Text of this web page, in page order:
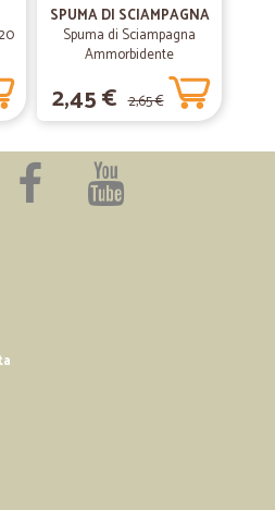
qualità, prezzi buoni.
SPUMA DI SCIAMPAGNA
Spuma di Sciampagna
Ammorbidente
Concentrato Carezza
d'Argan 600 ml
2,45 € 2,65 €